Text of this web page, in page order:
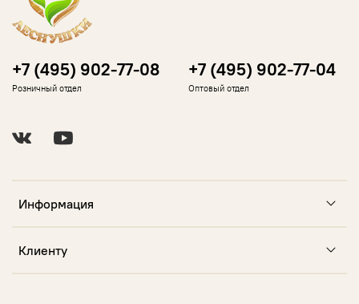
Информация
Клиенту
+7 (495) 902-77-08
Розничный отдел
+7 (495) 902-77-04
Оптовый отдел